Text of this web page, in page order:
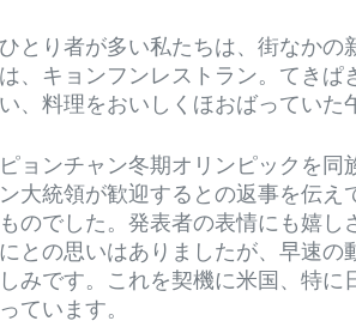
とり者が多い私たちは、街なか
、キョンフンレストラン。てき
、料理をおいしくほおばっていた
ョンチャン冬期オリンピックを
大統領が歓迎するとの返事を伝
のでした。発表者の表情にも嬉し
との思いはありましたが、早速
みです。これを契機に米国、特
ています。